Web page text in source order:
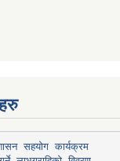
सहयोग कार्यक्रम